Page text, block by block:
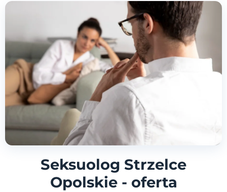
Seksuolog Strzelce
Opolskie - oferta